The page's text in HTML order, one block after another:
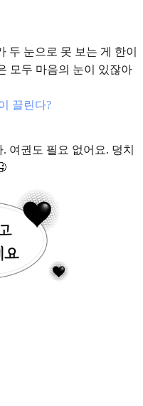
두 눈으로 못 보는 게 한이
모두 마음의 눈이 있잖아
끌린다?
여권도 필요 없어요. 덩치